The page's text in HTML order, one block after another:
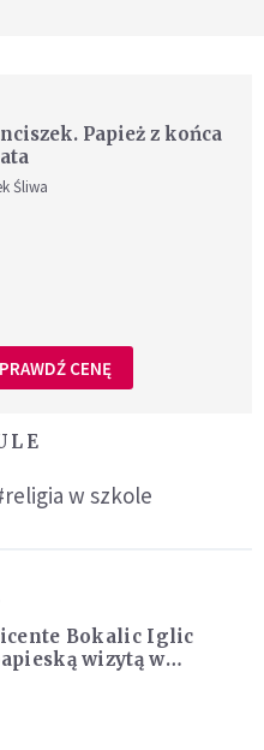
Papież z końca
Śliwa
CENĘ
w szkole
Bokalic Iglic
wizytą w
Nasz pokorny lud